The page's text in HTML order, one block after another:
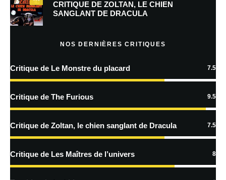
Prévenez-moi de tous les nouveaux commentaires par e-mail.
Prévenez-moi de tous les nouveaux articles par e-mail.
En savoir
traitées
CRITIQUE DE ZOLTAN, LE CHIEN
SANGLANT DE DRACULA
NOS DERNIÈRES CRITIQUES
Critique de Le Monstre du placard 7.5
Critique de The Furious 9.5
Critique de Zoltan, le chien sanglant de Dracula 7.5
Critique de Les Maîtres de l’univers 8